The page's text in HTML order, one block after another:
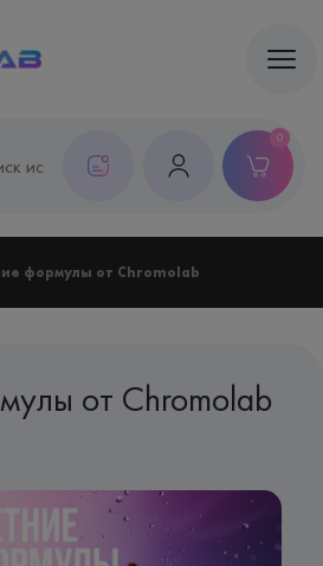
0
формулы от Chromolab
от Chromolab